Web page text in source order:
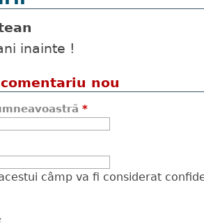
inainte !
nou
*
câmp va fi considerat